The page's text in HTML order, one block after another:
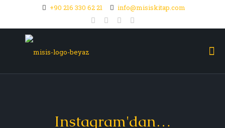
+90 216 330 62 21 info@misiskitap.com
Instagram'dan…